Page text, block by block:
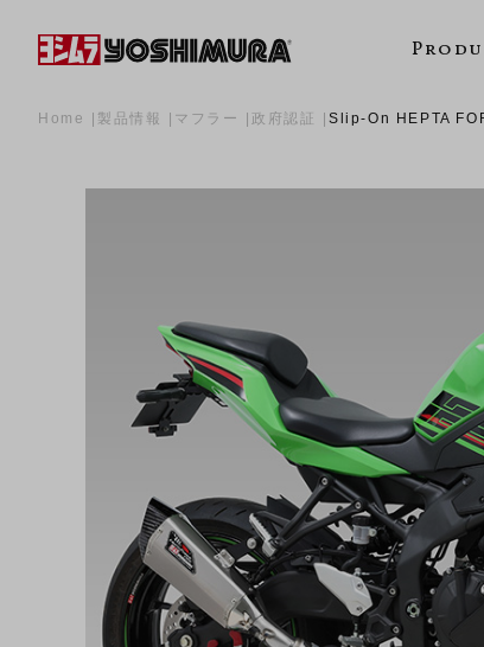
Home 製品情報 マフラー 政府認証 Slip-On HEPTA